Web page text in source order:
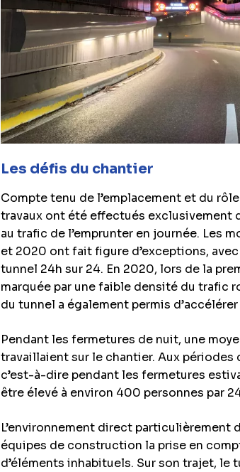
Les défis du chantier
Compte tenu de l’emplacement et du
travaux ont été effectués exclusivement
au trafic de l’emprunter en journée. Les
et 2020 ont fait figure d’exceptions,
tunnel 24h sur 24. En 2020, lors de la
marquée par une faible densité du trafic
du tunnel a également permis
Pendant les fermetures de nuit, une
travaillaient sur le chantier. Aux périodes
c’est-à-dire pendant les fermetures
être élevé à environ 400 personnes par
L’environnement direct particulièrement
équipes de construction la prise en
d’éléments inhabituels. Sur son trajet, le